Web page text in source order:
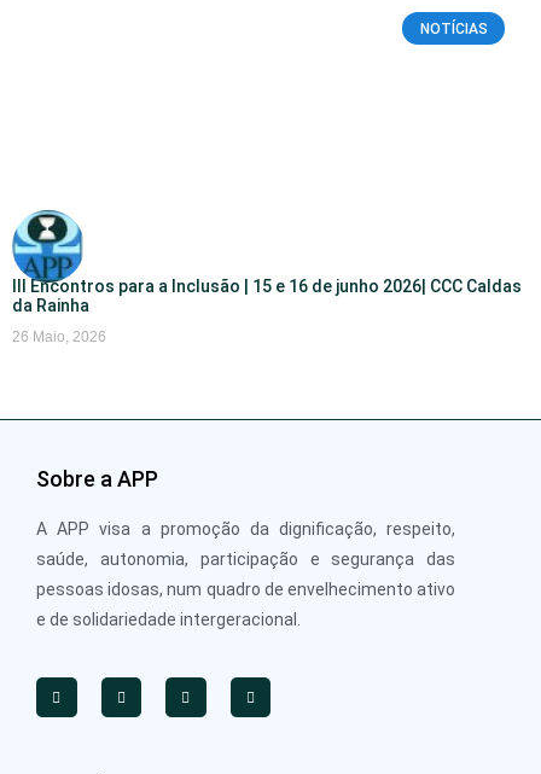
NOTÍCIAS
III Encontros para a Inclusão | 15 e 16 de junho 2026| CCC Caldas
da Rainha
26 Maio, 2026
Sobre a APP
A APP visa a promoção da dignificação, respeito,
saúde, autonomia, participação e segurança das
pessoas idosas, num quadro de envelhecimento ativo
e de solidariedade intergeracional.